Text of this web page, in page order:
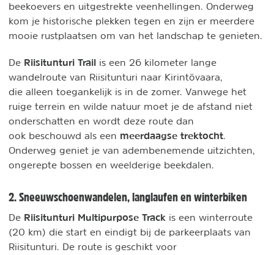
beekoevers en uitgestrekte veenhellingen. Onderweg
kom je historische plekken tegen en zijn er meerdere
mooie rustplaatsen om van het landschap te genieten.
De Riisitunturi Trail is een 26 kilometer lange
wandelroute van Riisitunturi naar Kirintövaara,
die alleen toegankelijk is in de zomer. Vanwege het
ruige terrein en wilde natuur moet je de afstand niet
onderschatten en wordt deze route dan
ook beschouwd als een meerdaagse trektocht
Onderweg geniet je van adembenemende uitzichten,
ongerepte bossen en weelderige beekdalen.
2. Sneeuwschoenwandelen, langlaufen en winterbiken
De Riisitunturi Multipurpose Track is een winterroute
(20 km) die start en eindigt bij de parkeerplaats van
Riisitunturi. De route is geschikt voor